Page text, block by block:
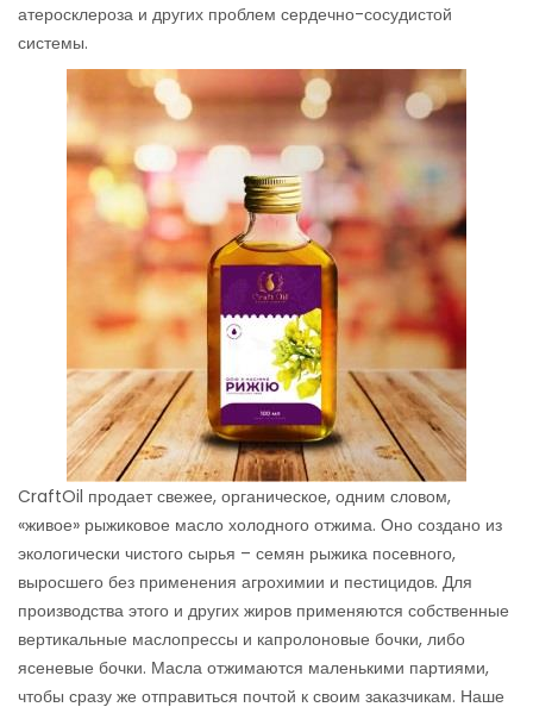
атеросклероза и других проблем сердечно-сосудистой
системы.
CraftOil продает свежее, органическое, одним словом,
«живое» рыжиковое масло холодного отжима. Оно создано из
экологически чистого сырья – семян рыжика посевного,
выросшего без применения агрохимии и пестицидов. Для
производства этого и других жиров применяются собственные
вертикальные маслопрессы и капролоновые бочки, либо
ясеневые бочки. Масла отжимаются маленькими партиями,
чтобы сразу же отправиться почтой к своим заказчикам. Наше